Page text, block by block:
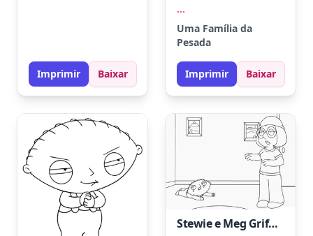
Imprimir Baixar
como vermelho para
suas roupas e marrom
para o ursinho. Tente
adicionar
sombreamento para
desenho.
...
Uma Família da
Pesada
Imprimir Baixar
Stewie e Meg Griffin